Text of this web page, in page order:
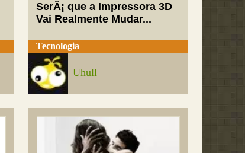
SerÃ¡ que a Impressora 3D
Vai Realmente Mudar...
Tecnologia
Uhull